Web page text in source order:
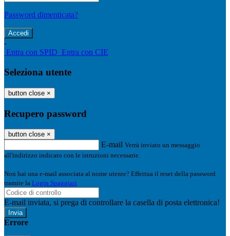
Password dimenticata?
-
Entra con SPID Entra con CIE
Seleziona utente
button close ×
Recupero password
button close ×
E-mail Verrà inviato un messaggio
all'indirizzo indicato con le istruzioni necessarie.
Non hai una e-mail associata al nome utente? Effettua il reset della password
tramite la Login Spaggiari
E-mail inviata, si prega di controllare la casella di posta elettronica!
Errore